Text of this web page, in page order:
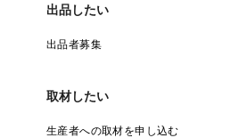
出品したい
出品者募集
取材したい
生産者への取材を申し込む